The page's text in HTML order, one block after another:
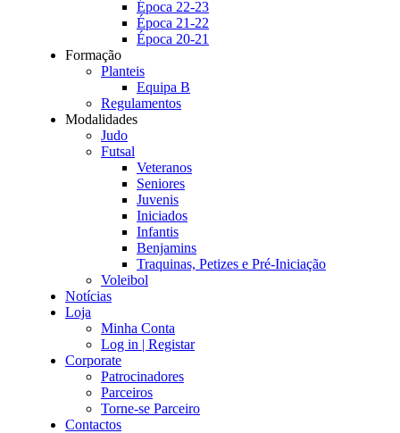
Época 22-23
Época 21-22
Época 20-21
Formação
Planteis
Equipa B
Regulamentos
Modalidades
Judo
Futsal
Veteranos
Seniores
Juvenis
Iniciados
Infantis
Benjamins
Traquinas, Petizes e Pré-Iniciação
Voleibol
Notícias
Loja
Minha Conta
Log in | Registar
Corporate
Patrocinadores
Parceiros
Torne-se Parceiro
Contactos